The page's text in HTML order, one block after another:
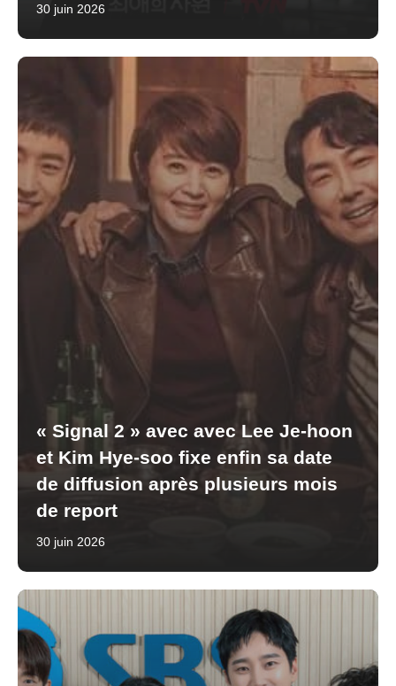
30 juin 2026
« Signal 2 » avec avec Lee Je-hoon
et Kim Hye-soo fixe enfin sa date
de diffusion après plusieurs mois
de report
30 juin 2026